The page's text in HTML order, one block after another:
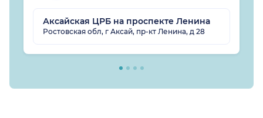
Аксайская ЦРБ на проспекте Ленина
Ростовская обл, г Аксай, пр-кт Ленина, д 28